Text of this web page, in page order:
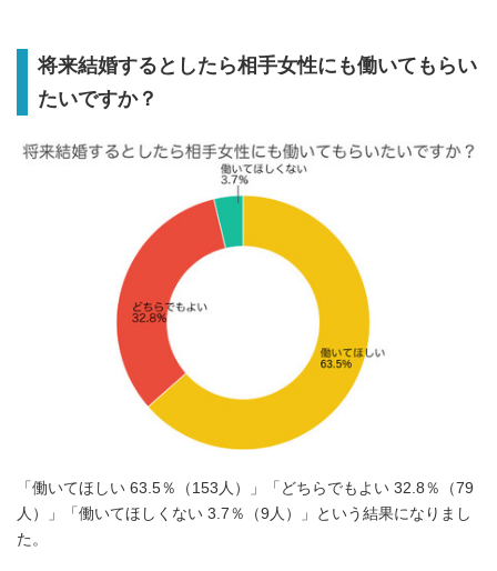
将来結婚するとしたら相手女性にも働いてもらい
たいですか？
「働いてほしい 63.5％（153人）」「どちらでもよい 32.8％（79
人）」「働いてほしくない 3.7％（9人）」という結果になりまし
た。